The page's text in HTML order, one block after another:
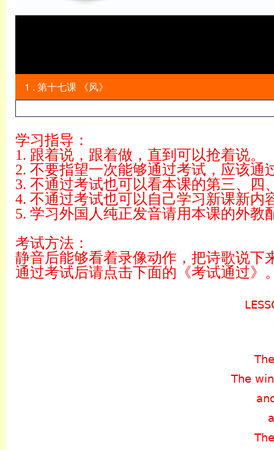
1 . 第十七课 《风》
学习指导：
1. 跟着说，跟着做，直到可以抢着说。
2. 不要指望一次能够通过考试，应该通
3. 不通过考试也可以看本课的第三、四
4. 不通过考试也可以自己学习新课新内
5. 学习外国人纯正发音请用本课的外教
考试方法：
静音后能够看着录像动作，把诗歌说下
通过考试后请点击下面的《考试通过》
The